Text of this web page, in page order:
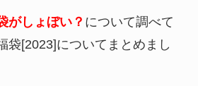
がしょぼい？ について調べて
袋[2023]についてまとめまし